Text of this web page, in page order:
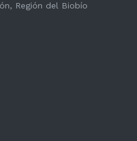
Región del Biobío